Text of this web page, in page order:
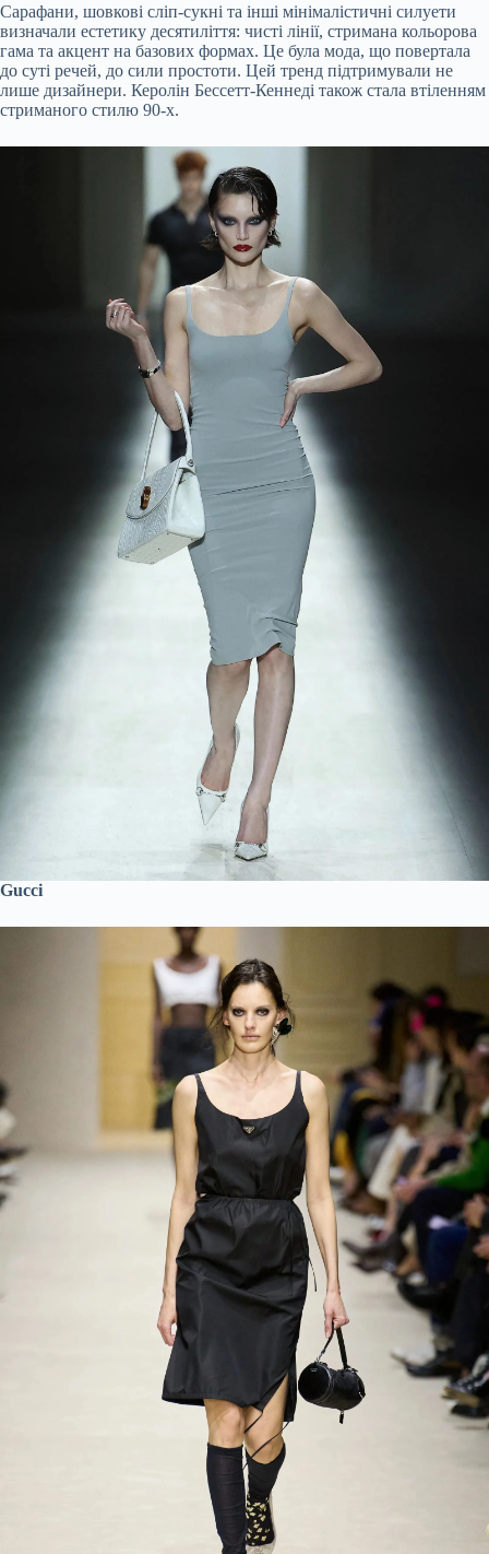
Сарафани, шовкові сліп-сукні та інші мінімалістичні силуети
визначали естетику десятиліття: чисті лінії, стримана кольорова
гама та акцент на базових формах. Це була мода, що повертала
до суті речей, до сили простоти. Цей тренд підтримували не
лише дизайнери. Керолін Бессетт-Кеннеді також стала втіленням
стриманого стилю 90-х.
Gucci